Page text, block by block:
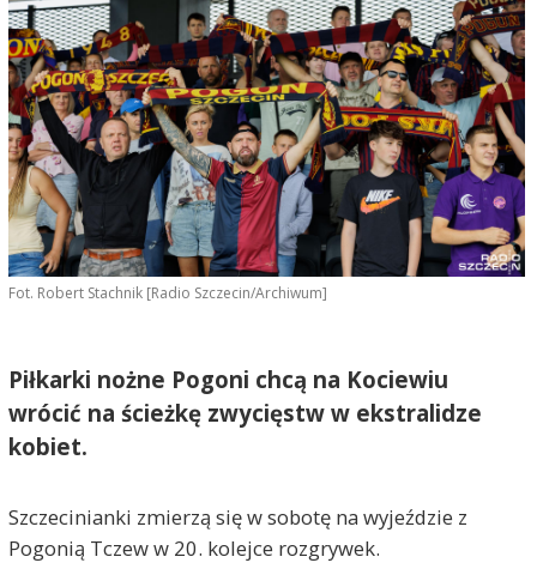
Fot. Robert Stachnik [Radio Szczecin/Archiwum]
Piłkarki nożne Pogoni chcą na Kociewiu
wrócić na ścieżkę zwycięstw w ekstralidze
kobiet.
Szczecinianki zmierzą się w sobotę na wyjeździe z
Pogonią Tczew w 20. kolejce rozgrywek.